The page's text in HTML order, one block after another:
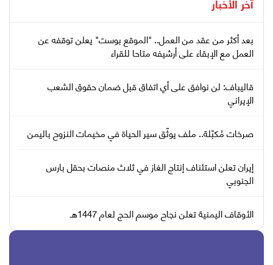
آخر الأخبار
بعد أكثر من عقد من العمل.. "الموقع بوست" يعلن توقفه عن
العمل مع الإبقاء على أرشيفه متاحا للقراء
قاليباف: لن نوافق على أي اتفاق قبل ضمان حقوق الشعب
الإيراني
صرخات مُكبّلة.. ملف يوثّق سير الحياة في مخيمات النزوح باليمن
إيران تعلن استئناف إنتاج الغاز في ثلاث منصات بحقل بارس
الجنوبي
الأوقاف اليمنية تعلن نجاح موسم الحج لعام 1447هـ